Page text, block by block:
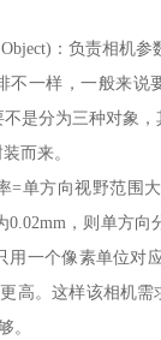
：负责相机参
不一样，一般来说
不是分为三种对象
而来。
=单方向视野范围
0.02mm，则单方向
用一个像素单位对
高。这样该相机需
。